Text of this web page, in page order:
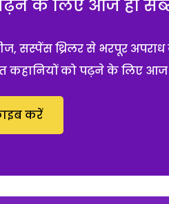
के लिए आज ही
सस्पेंस थ्रिलर से भरपूर
कहानियों को पढ़ने के लिए आज
करें